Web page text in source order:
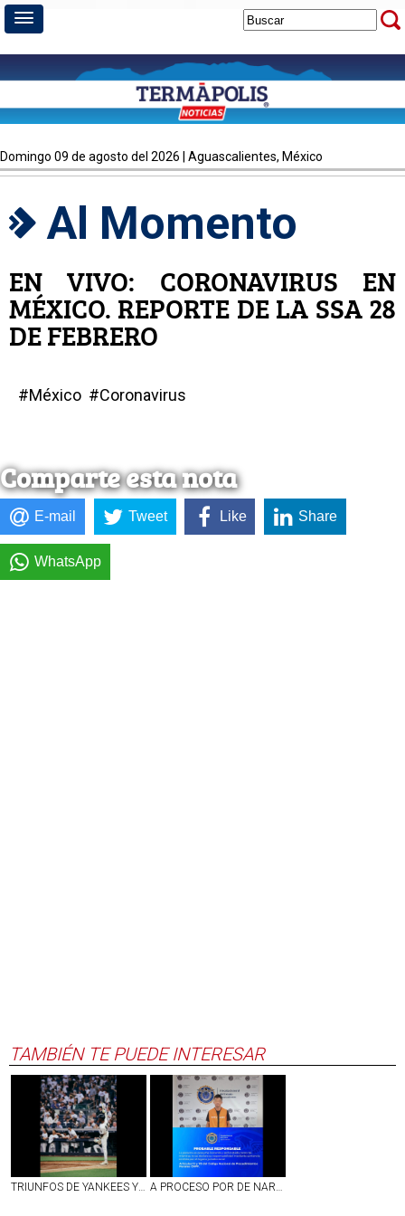
domingo 09 de agosto del 2026 | Aguascalientes, México
Al Momento
EN VIVO: CORONAVIRUS EN
MÉXICO. REPORTE DE LA SSA 28
DE FEBRERO
#México #Coronavirus
Comparte esta nota
E-mail Tweet Like Share
WhatsApp
TAMBIÉN TE PUEDE INTERESAR
TRIUNFOS DE YANKEES Y BOSTON EN LA JORNADA DEL LUNES EN LAS GRANDES LIGAS A PROCESO POR DE NARCOMENUDEO SUJETO DETENIDO EN EJIDO DE PEÑUELAS, AGS